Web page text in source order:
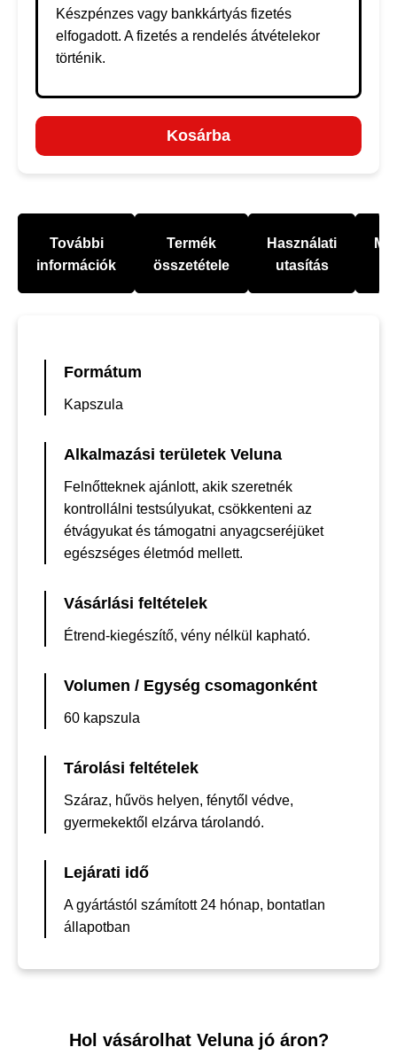
Készpénzes vagy bankkártyás fizetés
elfogadott. A fizetés a rendelés átvételekor
történik.
Kosárba
További
információk
Termék
összetétele
Használati
utasítás
Formátum
Kapszula
Alkalmazási területek Veluna
Felnőtteknek ajánlott, akik szeretnék
kontrollálni testsúlyukat, csökkenteni az
étvágyukat és támogatni anyagcseréjüket
egészséges életmód mellett.
Vásárlási feltételek
Étrend-kiegészítő, vény nélkül kapható.
Volumen / Egység csomagonként
60 kapszula
Tárolási feltételek
Száraz, hűvös helyen, fénytől védve,
gyermekektől elzárva tárolandó.
Lejárati idő
A gyártástól számított 24 hónap, bontatlan
állapotban
Hol vásárolhat Veluna jó áron?